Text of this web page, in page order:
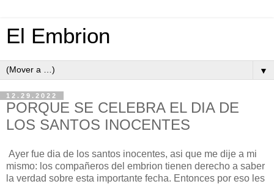
El Embrion
▼
12.29.2022
PORQUE SE CELEBRA EL DIA DE
LOS SANTOS INOCENTES
Ayer fue dia de los santos inocentes, asi que me dije a mi
mismo: los compañeros del embrion tienen derecho a saber
la verdad sobre esta importante fecha. Entonces por eso les